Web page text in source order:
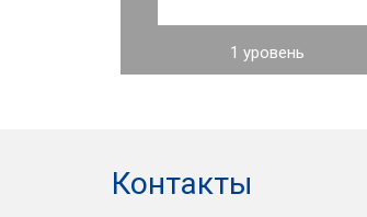
1 уровень
Контакты